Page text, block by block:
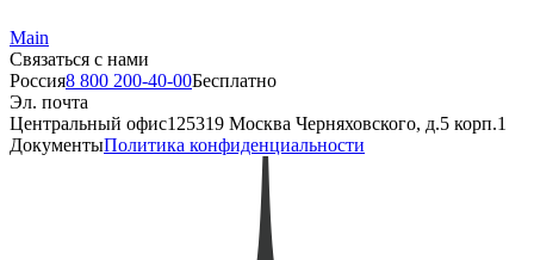
Main
Связаться с нами
Россия8 800 200-40-00Бесплатно
Эл. почта
Центральный офис125319 Москва Черняховского, д.5 корп.1
ДокументыПолитика конфиденциальности